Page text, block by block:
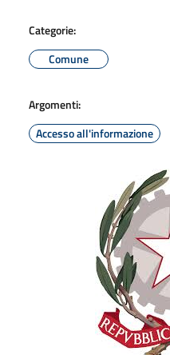
Categorie:
Comune
Argomenti:
Accesso all'informazione